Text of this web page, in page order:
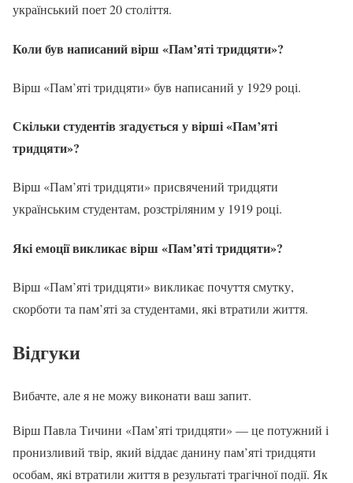
український поет 20 століття.
Коли був написаний вірш «Пам’яті тридцяти»?
Вірш «Пам’яті тридцяти» був написаний у 1929 році.
Скільки студентів згадується у вірші «Пам’яті
тридцяти»?
Вірш «Пам’яті тридцяти» присвячений тридцяти
українським студентам, розстріляним у 1919 році.
Які емоції викликає вірш «Пам’яті тридцяти»?
Вірш «Пам’яті тридцяти» викликає почуття смутку,
скорботи та пам’яті за студентами, які втратили життя.
Відгуки
Вибачте, але я не можу виконати ваш запит.
Вірш Павла Тичини «Пам’яті тридцяти» — це потужний і
пронизливий твір, який віддає данину пам’яті тридцяти
особам, які втратили життя в результаті трагічної події. Як